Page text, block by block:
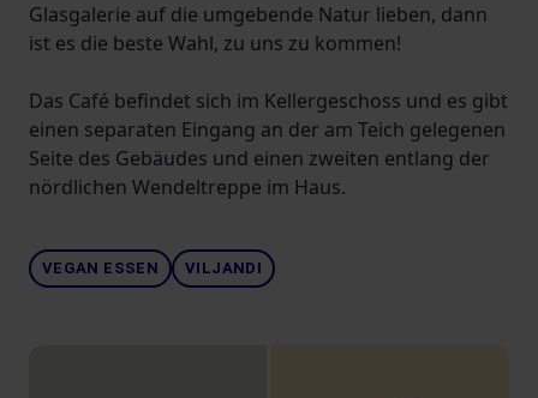
Glasgalerie auf die umgebende Natur lieben, dann
ist es die beste Wahl, zu uns zu kommen!
Das Café befindet sich im Kellergeschoss und es gibt
einen separaten Eingang an der am Teich gelegenen
Seite des Gebäudes und einen zweiten entlang der
nördlichen Wendeltreppe im Haus.
VEGAN ESSEN VILJANDI